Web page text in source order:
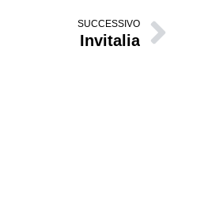
SUCCESSIVO
Invitalia